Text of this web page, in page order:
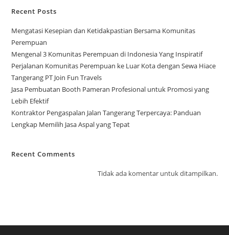
Recent Posts
Mengatasi Kesepian dan Ketidakpastian Bersama Komunitas
Perempuan
Mengenal 3 Komunitas Perempuan di Indonesia Yang Inspiratif
Perjalanan Komunitas Perempuan ke Luar Kota dengan Sewa Hiace
Tangerang PT Join Fun Travels
Jasa Pembuatan Booth Pameran Profesional untuk Promosi yang
Lebih Efektif
Kontraktor Pengaspalan Jalan Tangerang Terpercaya: Panduan
Lengkap Memilih Jasa Aspal yang Tepat
Recent Comments
Tidak ada komentar untuk ditampilkan.